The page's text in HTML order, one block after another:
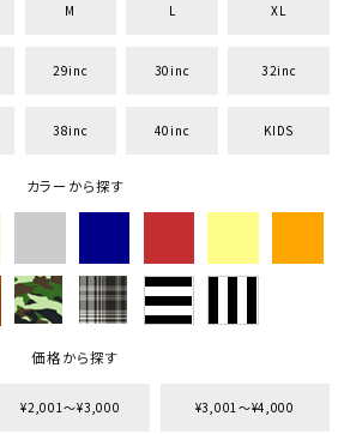
M L XL
29inc 30inc 32inc
38inc 40inc KIDS
カラーから探す
価格から探す
¥2,001〜¥3,000 ¥3,001〜¥4,000